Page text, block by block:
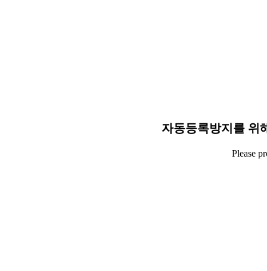
자동등록방지를 위
Please